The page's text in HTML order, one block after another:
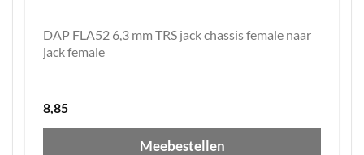
DAP FLA52 6,3 mm TRS jack chassis female naar
jack female
8,85
Meebestellen